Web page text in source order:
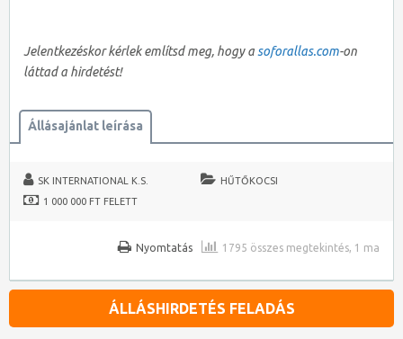
Jelentkezéskor kérlek említsd meg, hogy a soforallas.com-on
láttad a hirdetést!
Állásajánlat leírása
SK INTERNATIONAL K.S.
HŰTŐKOCSI
1 000 000 FT FELETT
1795 összes megtekintés, 1 ma
Nyomtatás
ÁLLÁSHIRDETÉS FELADÁS